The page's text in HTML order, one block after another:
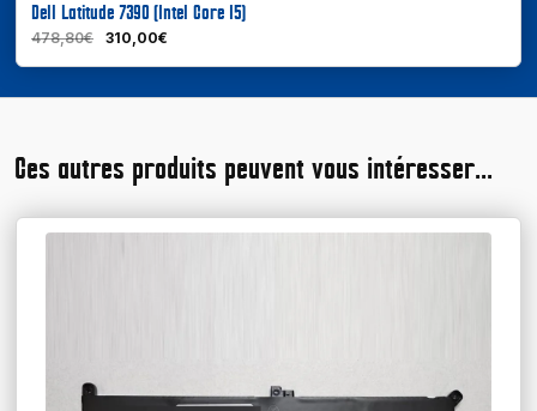
Dell Latitude 7390 (Intel Core I5)
478,80€ 310,00€
Ces autres produits peuvent vous intéresser...